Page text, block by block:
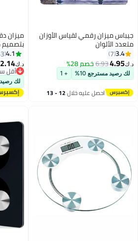
جيباس ميزان رقمي لقياس الأوزان
متعدد الألوان
3.4
7
د.ك‏4.95
6.93خصم 28%
لك رصيد مسترجع 10% + 1
احصل عليه خلال 12 - 13
ميزان
4.1
د.ك‏2.14
أقل
أقل
لك رصيد